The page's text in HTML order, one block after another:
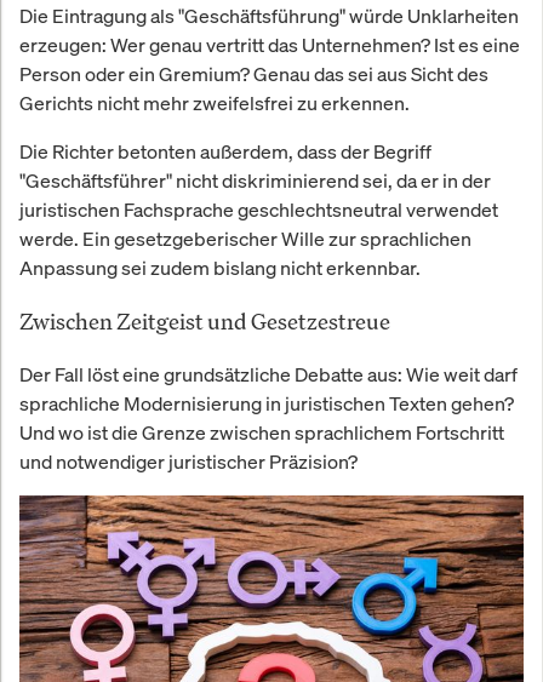
Die Eintragung als "Geschäftsführung" würde Unklarheiten
erzeugen: Wer genau vertritt das Unternehmen? Ist es eine
Person oder ein Gremium? Genau das sei aus Sicht des
Gerichts nicht mehr zweifelsfrei zu erkennen.
Die Richter betonten außerdem, dass der Begriff
"Geschäftsführer" nicht diskriminierend sei, da er in der
juristischen Fachsprache geschlechtsneutral verwendet
werde. Ein gesetzgeberischer Wille zur sprachlichen
Anpassung sei zudem bislang nicht erkennbar.
Zwischen Zeitgeist und Gesetzestreue
Der Fall löst eine grundsätzliche Debatte aus: Wie weit darf
sprachliche Modernisierung in juristischen Texten gehen?
Und wo ist die Grenze zwischen sprachlichem Fortschritt
und notwendiger juristischer Präzision?